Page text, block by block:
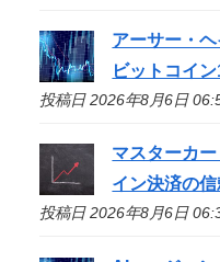
アーサー・
ビットコイ
投稿日 2026年8月6日
マスターカ
イン決済の
投稿日 2026年8月6日